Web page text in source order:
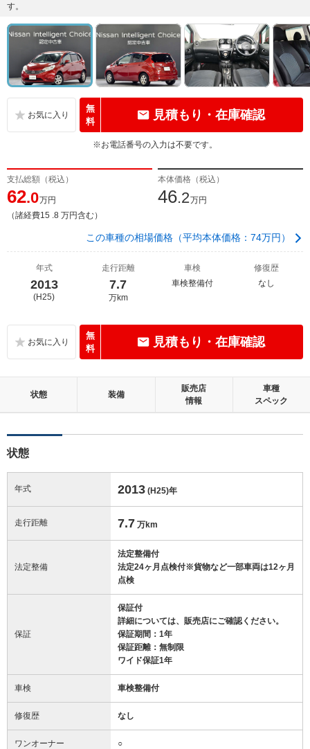
す。
無
料
見積もり・在庫確認
※お電話番号の入力は不要です。
支払総額（税込）
62.0万円
（諸経費15 .8 万円含む）
本体価格（税込）
46.2万円
この車種の相場価格（平均本体価格：74万円）
年式
2013
(H25)
走行距離
7.7
万km
車検
車検整備付
修復歴
なし
無
料
見積もり・在庫確認
状態 装備
販売店
情報
車種
スペック
状態
年式 2013 (H25)年
走行距離 7.7 万km
法定整備
法定整備付
法定24ヶ月点検付※貨物など一部車両は12ヶ月
点検
保証
保証付
詳細については、販売店にご確認ください。
保証期間：1年
保証距離：無制限
ワイド保証1年
車検 車検整備付
修復歴 なし
ワンオーナー ○